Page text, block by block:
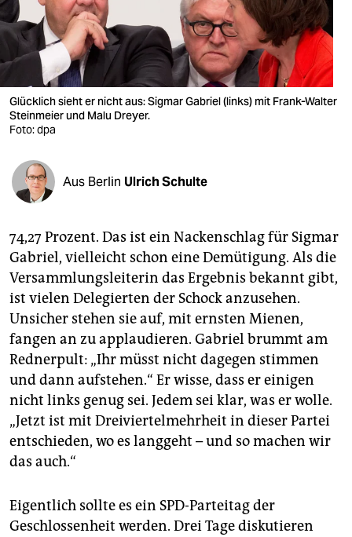
nord
wahrheit
verlag
verlag
shop
fragen & hilfe
unterstützen
abo
genossenschaft
epaper login
Glücklich sieht er nicht aus: Sigmar Gabriel (links) mit Frank-Walter
Steinmeier und Malu Dreyer.
Foto: dpa
Aus Berlin Ulrich Schulte
74,27 Prozent. Das ist ein Nackenschlag für Sigmar
Gabriel, vielleicht schon eine Demütigung. Als die
Versammlungsleiterin das Ergebnis bekannt gibt,
ist vielen Delegierten der Schock anzusehen.
Unsicher stehen sie auf, mit ernsten Mienen,
fangen an zu applaudieren. Gabriel brummt am
Rednerpult: „Ihr müsst nicht dagegen stimmen
und dann aufstehen.“ Er wisse, dass er einigen
nicht links genug sei. Jedem sei klar, was er wolle.
„Jetzt ist mit Dreiviertelmehrheit in dieser Partei
entschieden, wo es langgeht – und so machen wir
das auch.“
Eigentlich sollte es ein SPD-Parteitag der
Geschlossenheit werden. Drei Tage diskutieren